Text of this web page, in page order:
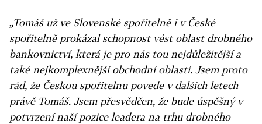
„Tomáš už ve Slovenské spořitelně i v České
spořitelně prokázal schopnost vést oblast drobného
bankovnictví, která je pro nás tou nejdůležitější a
také nejkomplexnější obchodní oblastí. Jsem proto
rád, že Českou spořitelnu povede v dalších letech
právě Tomáš. Jsem přesvědčen, že bude úspěšný v
potvrzení naší pozice leadera na trhu drobného